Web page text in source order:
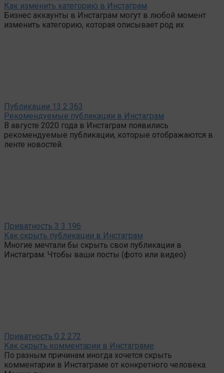
Как изменить категорию в Инстаграм
Бизнес аккаунты в Инстаграм могут в любой момент
изменить категорию, которая описывает род их
Публикации 13 2 363
Рекомендуемые публикации в Инстаграм
В августе 2020 года в Инстаграм появились
рекомендуемые публикации, которые отображаются в
ленте новостей.
Приватность 3 3 196
Как скрыть публикации в Инстаграм
Многие мечтали бы скрыть свои публикации в
Инстаграм. Чтобы ваши посты (фото или видео)
Приватность 0 2 272
Как скрыть комментарии в Инстаграме
По разным причинам иногда хочется скрыть
комментарии в Инстаграме от конкретного человека.